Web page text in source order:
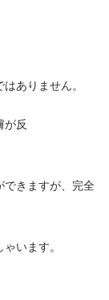
ありません。
が反
できますが、完全
います。